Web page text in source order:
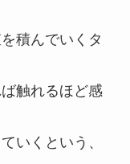
積んでいくタ
触れるほど感
いくという、